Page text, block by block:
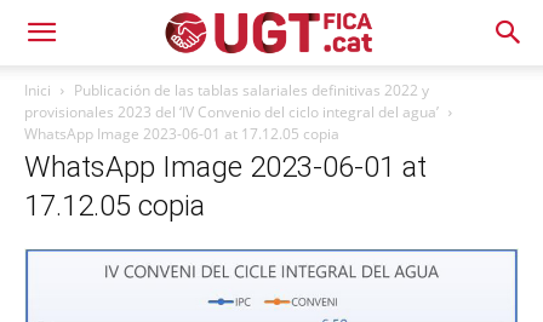
Inici
Publicación de las tablas salariales definitivas 2022 y
provisionales 2023 del ‘IV Convenio del ciclo integral del agua’
WhatsApp Image 2023-06-01 at 17.12.05 copia
WhatsApp Image 2023-06-01 at
17.12.05 copia